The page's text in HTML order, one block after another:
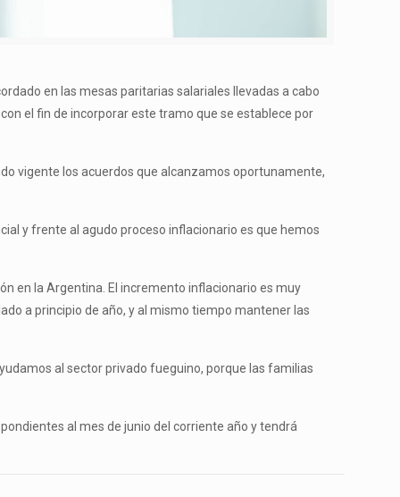
en las mesas paritarias salariales llevadas a cabo
el fin de incorporar este tramo que se establece por
vigente los acuerdos que alcanzamos oportunamente,
y frente al agudo proceso inflacionario es que hemos
en la Argentina. El incremento inflacionario es muy
a principio de año, y al mismo tiempo mantener las
al sector privado fueguino, porque las familias
al mes de junio del corriente año y tendrá